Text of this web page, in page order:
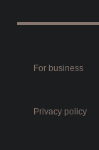
For business
Privacy policy